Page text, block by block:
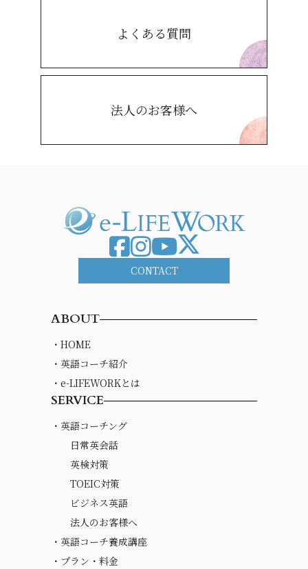
よくある質問
法人のお客様へ
CONTACT
ABOUT
・HOME
・英語コーチ紹介
・e-LIFEWORKとは
SERVICE
・英語コーチング
日常英会話
英検対策
TOEIC対策
ビジネス英語
法人のお客様へ
・英語コーチ養成講座
・プラン・料金